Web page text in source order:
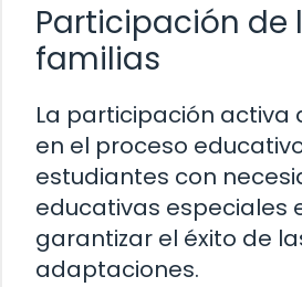
Participación de
familias
La participación activa
en el proceso
estudiantes con
educativas especiales
garantizar el éxito de
adaptaciones.